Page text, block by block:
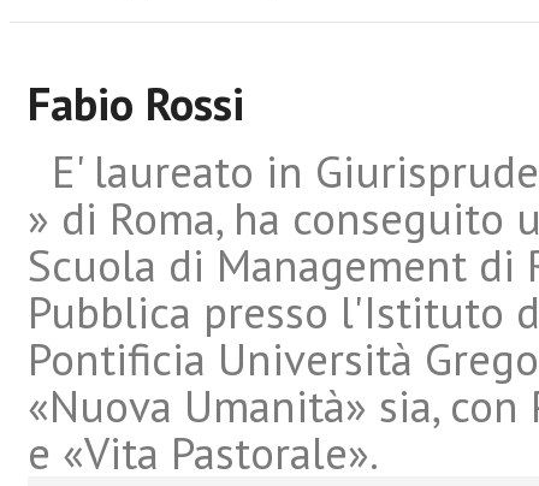
Fabio Rossi
E' laureato in
» di Roma, ha conseguito
Scuola di Management di
Pubblica presso l'Istituto
Pontificia Università
«Nuova Umanità» sia,
e «Vita Pastorale».